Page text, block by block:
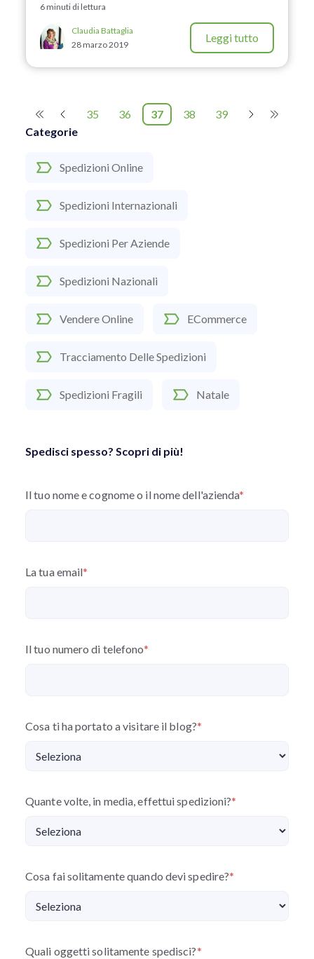
Categorie
Spedizioni Online
Spedizioni Internazionali
Spedizioni Per Aziende
Spedizioni Nazionali
Vendere Online ECommerce
Tracciamento Delle Spedizioni
Spedizioni Fragili Natale
Spedisci spesso? Scopri di più!
Il tuo nome e cognome o il nome dell'azienda*
La tua email*
Il tuo numero di telefono*
Cosa ti ha portato a visitare il blog?*
Quante volte, in media, effettui spedizioni?*
Cosa fai solitamente quando devi spedire?*
Quali oggetti solitamente spedisci?*
6 minuti di lettura
Claudia Battaglia
28 marzo 2019
Leggi tutto
35 36 37 38 39